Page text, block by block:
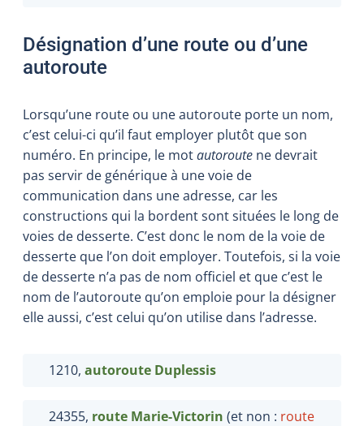
Désignation d’une route ou d’une
autoroute
Lorsqu’une route ou une autoroute porte un nom,
c’est celui-ci qu’il faut employer plutôt que son
numéro. En principe, le motautoroute ne devrait
pas servir de générique à une voie de
communication dans une adresse, car les
constructions qui la bordent sont situées le long de
voies de desserte. C’est donc le nom de la voie de
desserte que l’on doit employer. Toutefois, si la voie
de desserte n’a pas de nom officiel et que c’est le
nom de l’autoroute qu’on emploie pour la désigner
elle aussi, c’est celui qu’on utilise dans l’adresse.
1210, autoroute Duplessis
24355, route Marie-Victorin (et non : route